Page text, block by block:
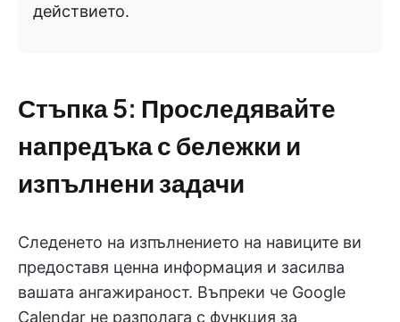
действието.
Стъпка 5: Проследявайте
напредъка с бележки и
изпълнени задачи
Следенето на изпълнението на навиците ви
предоставя ценна информация и засилва
вашата ангажираност. Въпреки че Google
Calendar не разполага с функция за